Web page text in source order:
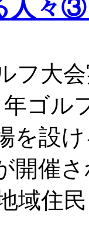
る人
ルフ
ゴル
を設
開催
域住